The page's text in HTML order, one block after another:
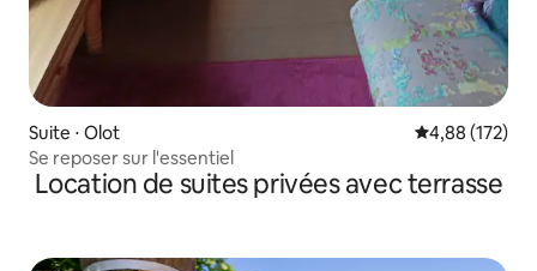
Suite ⋅ Olot Évaluation
4,88 (172)
Se reposer sur l'essentiel
Location de suites privées avec terrasse